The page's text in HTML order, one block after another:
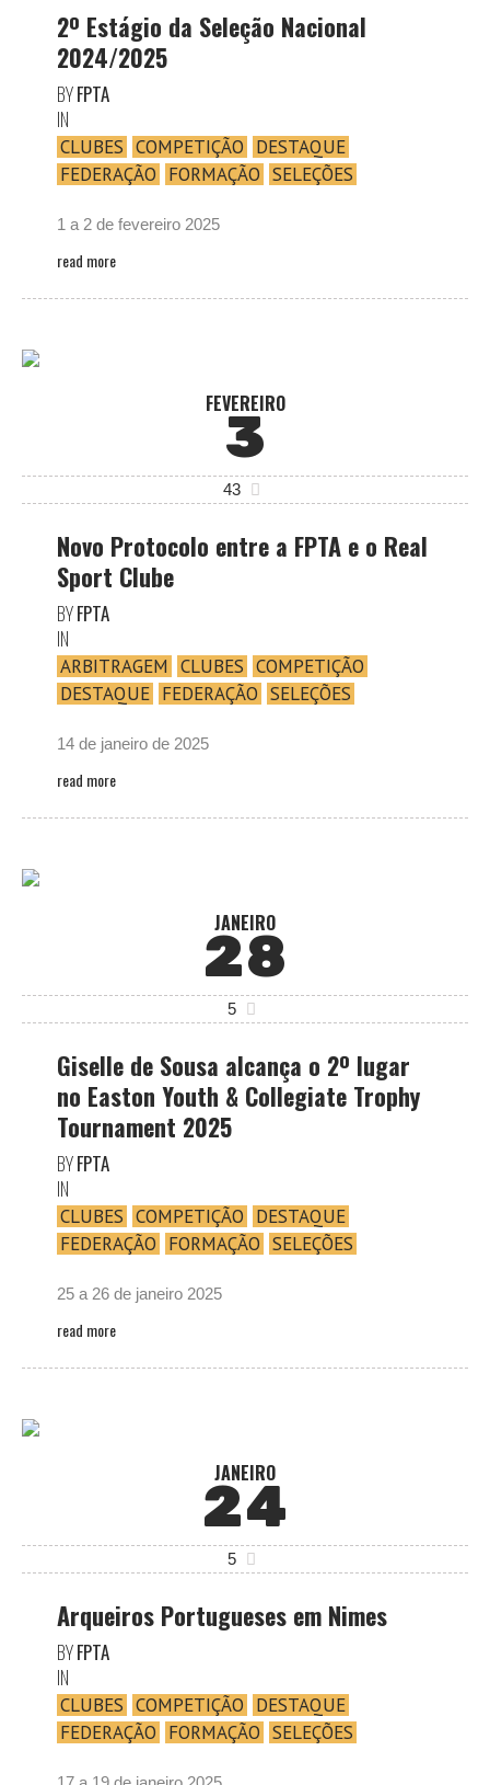
2º Estágio da Seleção Nacional
2024/2025
BYFPTA
IN
CLUBES COMPETIÇÃO DESTAQUE
FEDERAÇÃO FORMAÇÃO SELEÇÕES
1 a 2 de fevereiro 2025
read more
FEVEREIRO
3
43
Novo Protocolo entre a FPTA e o Real
Sport Clube
BYFPTA
IN
ARBITRAGEM CLUBES COMPETIÇÃO
DESTAQUE FEDERAÇÃO SELEÇÕES
14 de janeiro de 2025
read more
JANEIRO
28
5
Giselle de Sousa alcança o 2º lugar
no Easton Youth & Collegiate Trophy
Tournament 2025
BYFPTA
IN
CLUBES COMPETIÇÃO DESTAQUE
FEDERAÇÃO FORMAÇÃO SELEÇÕES
25 a 26 de janeiro 2025
read more
JANEIRO
24
5
Arqueiros Portugueses em Nimes
BYFPTA
IN
CLUBES COMPETIÇÃO DESTAQUE
FEDERAÇÃO FORMAÇÃO SELEÇÕES